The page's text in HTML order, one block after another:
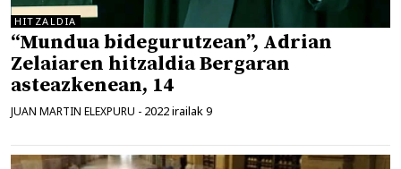
HITZALDIA
“Mundua bidegurutzean”, Adrian
Zelaiaren hitzaldia Bergaran
asteazkenean, 14
JUAN MARTIN ELEXPURU - 2022 irailak 9